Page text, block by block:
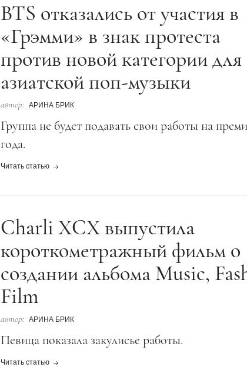
BTS отказались от участия в
«Грэмми» в знак протеста
против новой категории для
азиатской поп-музыки
автор: АРИНА БРИК
Группа не будет подавать свои работы на
года.
Читать статью
Charli XCX выпустила
короткометражный фильм о
создании альбома Music,
Film
автор: АРИНА БРИК
Певица показала закулисье работы.
Читать статью